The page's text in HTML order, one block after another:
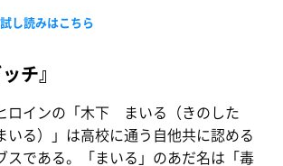
し読みはこちら
チ』
ロインの「木下 まいる（きのした
いる）」は高校に通う自他共に認める
スである。「まいる」のあだ名は「毒